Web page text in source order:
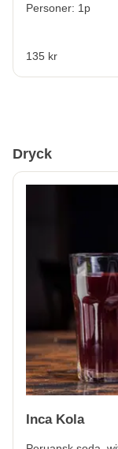
Personer: 1p
135 kr
Dryck
Inca Kola